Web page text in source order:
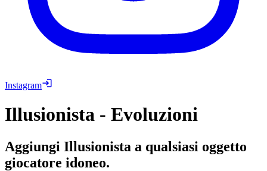
Instagram
Illusionista - Evoluzioni
Aggiungi Illusionista a qualsiasi oggetto
giocatore idoneo.